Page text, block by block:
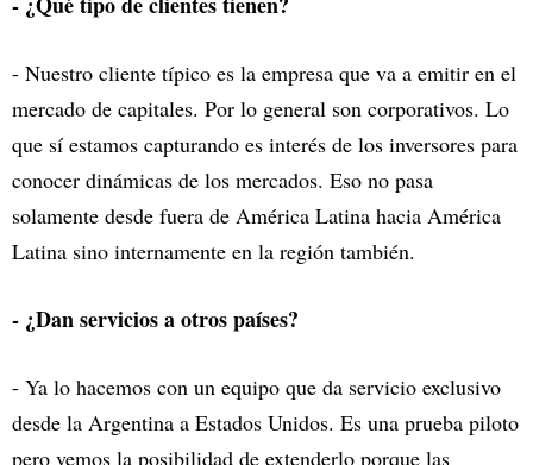
- Nuestro cliente típico es la empresa que va a emitir en el
mercado de capitales. Por lo general son corporativos. Lo
que sí estamos capturando es interés de los inversores para
conocer dinámicas de los mercados. Eso no pasa
solamente desde fuera de América Latina hacia América
Latina sino internamente en la región también.
- ¿Dan servicios a otros países?
- Ya lo hacemos con un equipo que da servicio exclusivo
desde la Argentina a Estados Unidos. Es una prueba piloto
pero vemos la posibilidad de extenderlo porque las